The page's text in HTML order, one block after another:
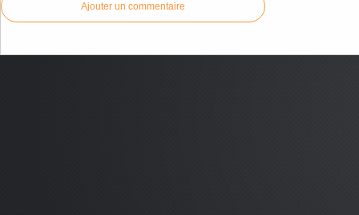
Ajouter un commentaire